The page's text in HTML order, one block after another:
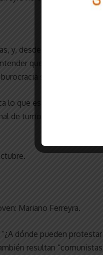
y, desde allí, mandar.
que son usadas
sindical adicta.
lo que es la burocracia
de turno. Explica todo
Mariano Ferreyra.
dónde pueden
resultan